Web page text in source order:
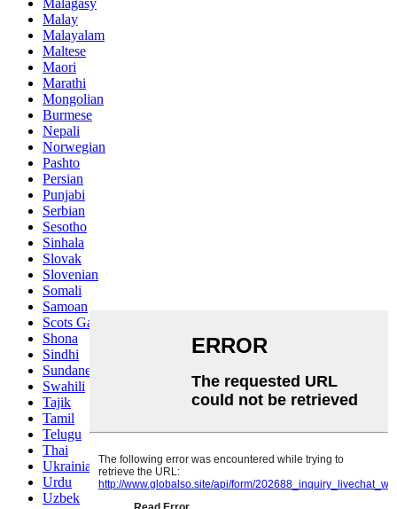
Malagasy
Malay
Malayalam
Maltese
Maori
Marathi
Mongolian
Burmese
Nepali
Norwegian
Pashto
Persian
Punjabi
Serbian
Sesotho
Sinhala
Slovak
Slovenian
Somali
Samoan
Scots Gaelic
Shona
Sindhi
Sundanese
Swahili
Tajik
Tamil
Telugu
Thai
Ukrainian
Urdu
Uzbek